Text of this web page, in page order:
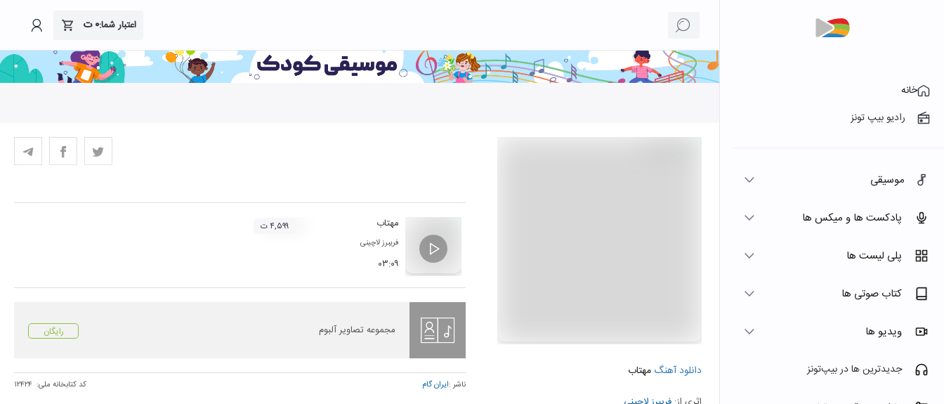
اعتبار شما:۰ت
خانه
رادیو بیپ تونز
موسیقی
پادکست ها و میکس ها
پلی لیست ها
کتاب صوتی ها
ویدیو ها
جدیدترین ها در بیپ‌تونز دانلود آهنگ مهتاب
مهتاب
فریبرز لاچینی
۰۳:۰۹
۴,۵۹۹ ت
مجموعه تصاویر آلبوم رایگان
ناشر :ایران گام کد کتابخانه ملی: ۱۲۴۲۴